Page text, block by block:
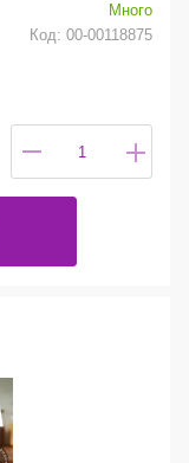
Много
Код: 00-00118875